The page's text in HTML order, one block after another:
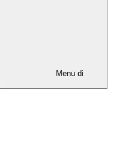
Menu di